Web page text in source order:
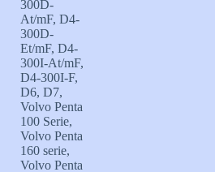
300D-
At/mF,D4-
300D-
Et/mF,D4-
300I-At/mF,
D4-300I-F,
D6,D7,
Volvo Penta
100 Serie,
Volvo Penta
160 serie,
Volvo Penta